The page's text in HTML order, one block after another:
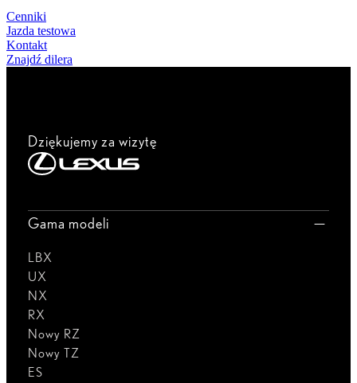
Cenniki
Jazda testowa
Kontakt
Znajdź dilera
Dziękujemy za wizytę
Gama modeli
LBX
UX
NX
RX
Nowy RZ
Nowy TZ
ES